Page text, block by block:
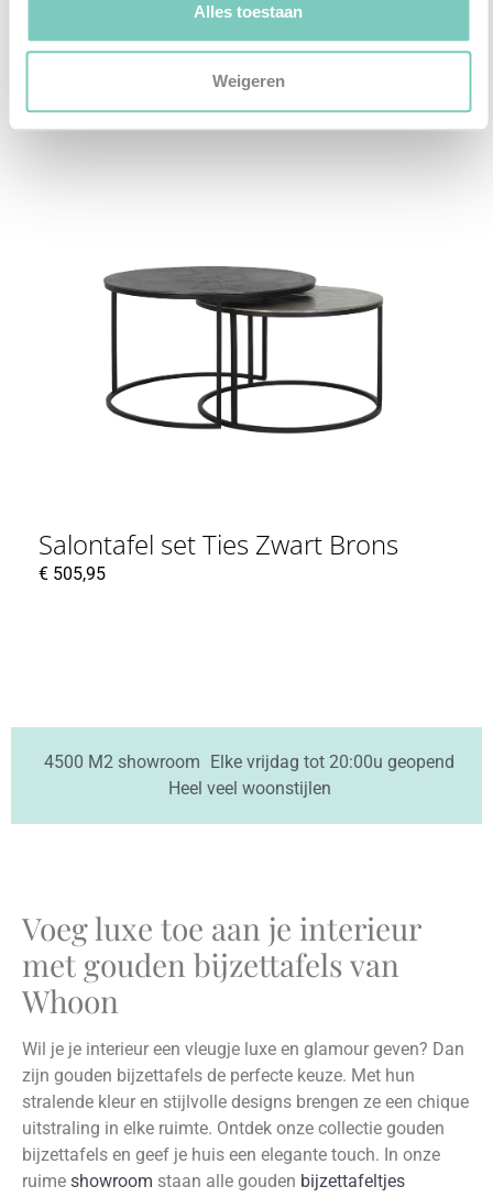
Alles toestaan
Weigeren
Salontafel Ironville Zwart Goud
€940,00
Salontafel set Ties Zwart Brons
€ 505,95
4500 M2 showroom Elke vrijdag tot 20:00u geopend
Heel veel woonstijlen
Voeg luxe toe aan je interieur
met gouden bijzettafels van
Whoon
Wil je je interieur een vleugje luxe en glamour geven? Dan
zijn gouden bijzettafels de perfecte keuze. Met hun
stralende kleur en stijlvolle designs brengen ze een chique
uitstraling in elke ruimte. Ontdek onze collectie gouden
bijzettafels en geef je huis een elegante touch. In onze
ruime showroom staan alle gouden bijzettafeltjes